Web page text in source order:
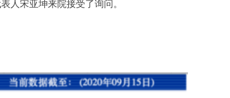
人宋亚坤来院接受了询问。